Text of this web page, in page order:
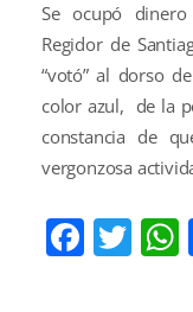
Se ocupó
Regidor de
“votó” al dorso
color azul, de la
constancia de
vergonzosa